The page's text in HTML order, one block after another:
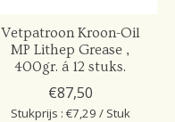
Vetpatroon Kroon-Oil
MP Lithep Grease ,
400gr. á 12 stuks.
€87,50
Stukprijs : €7,29 / Stuk